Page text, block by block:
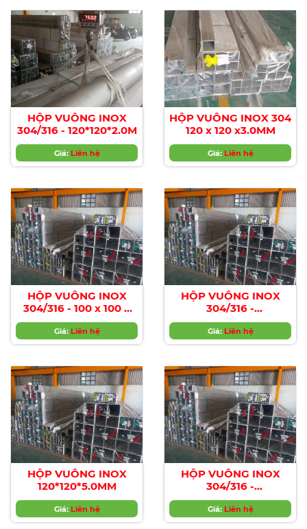
HỘP VUÔNG INOX
304/316 - 120*120*2.0M
Giá: Liên hệ
HỘP VUÔNG INOX 304
120 x 120 x3.0MM
Giá: Liên hệ
HỘP VUÔNG INOX
304/316 - 100 x 100 x
2.0MM
Giá: Liên hệ
HỘP VUÔNG INOX
304/316 -
120*120*4.0MM
Giá: Liên hệ
HỘP VUÔNG INOX
120*120*5.0MM
Giá: Liên hệ
HỘP VUÔNG INOX
304/316 -
120*120*6.0MM
Giá: Liên hệ